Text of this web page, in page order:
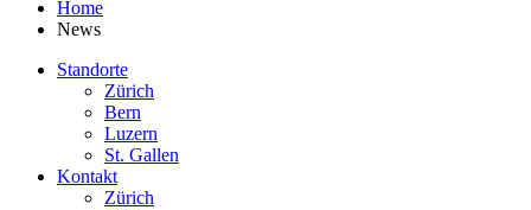
Home
News
Standorte
Zürich
Bern
Luzern
St. Gallen
Kontakt
Zürich